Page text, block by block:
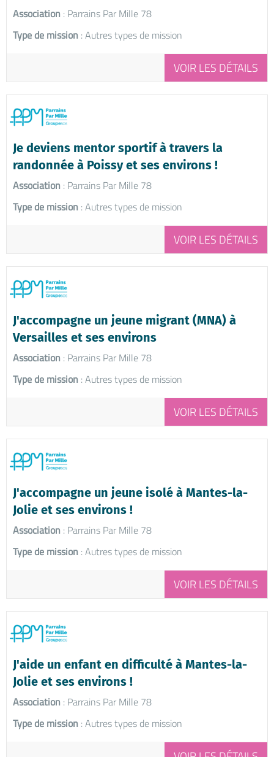
Association : Parrains Par Mille 78
Type de mission : Autres types de mission
VOIR LES DÉTAILS
Je deviens mentor sportif à travers la
randonnée à Poissy et ses environs !
Association : Parrains Par Mille 78
Type de mission : Autres types de mission
VOIR LES DÉTAILS
J'accompagne un jeune migrant (MNA) à
Versailles et ses environs
Association : Parrains Par Mille 78
Type de mission : Autres types de mission
VOIR LES DÉTAILS
J'accompagne un jeune isolé à Mantes-la-
Jolie et ses environs !
Association : Parrains Par Mille 78
Type de mission : Autres types de mission
VOIR LES DÉTAILS
J'aide un enfant en difficulté à Mantes-la-
Jolie et ses environs !
Association : Parrains Par Mille 78
Type de mission : Autres types de mission